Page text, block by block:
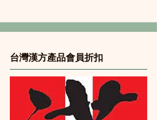
台灣漢方產品會員折扣